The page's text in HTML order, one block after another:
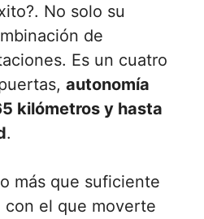
No solo su
de
Es un cuatro
autonomía
kilómetros y hasta
.
más que suficiente
con el que moverte